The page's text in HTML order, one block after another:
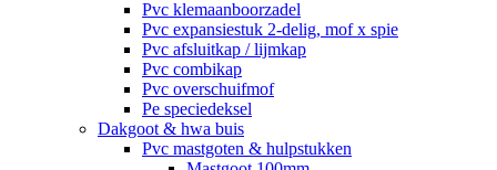
Pvc klemaanboorzadel
Pvc expansiestuk 2-delig, mof x spie
Pvc afsluitkap / lijmkap
Pvc combikap
Pvc overschuifmof
Pe speciedeksel
Dakgoot & hwa buis
Pvc mastgoten & hulpstukken